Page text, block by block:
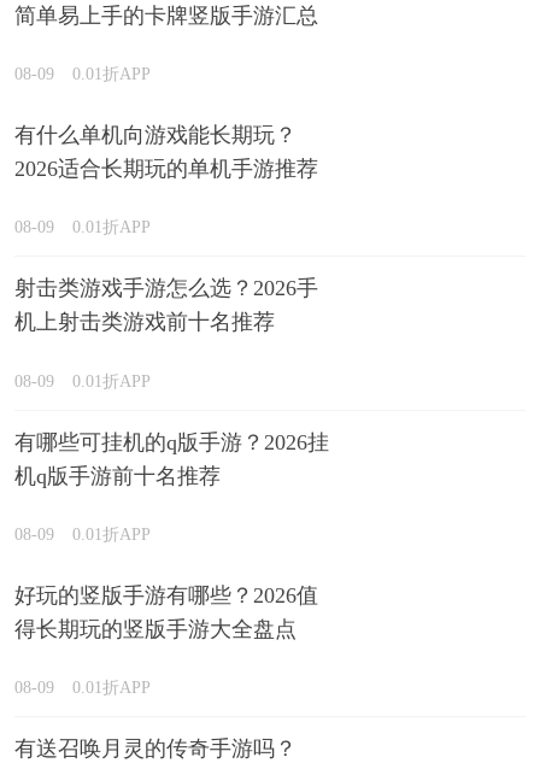
简单易上手的卡牌竖版手游汇总
08-09 0.01折APP
有什么单机向游戏能长期玩？
2026适合长期玩的单机手游推荐
08-09 0.01折APP
射击类游戏手游怎么选？2026手
机上射击类游戏前十名推荐
08-09 0.01折APP
有哪些可挂机的q版手游？2026挂
机q版手游前十名推荐
08-09 0.01折APP
好玩的竖版手游有哪些？2026值
得长期玩的竖版手游大全盘点
08-09 0.01折APP
有送召唤月灵的传奇手游吗？